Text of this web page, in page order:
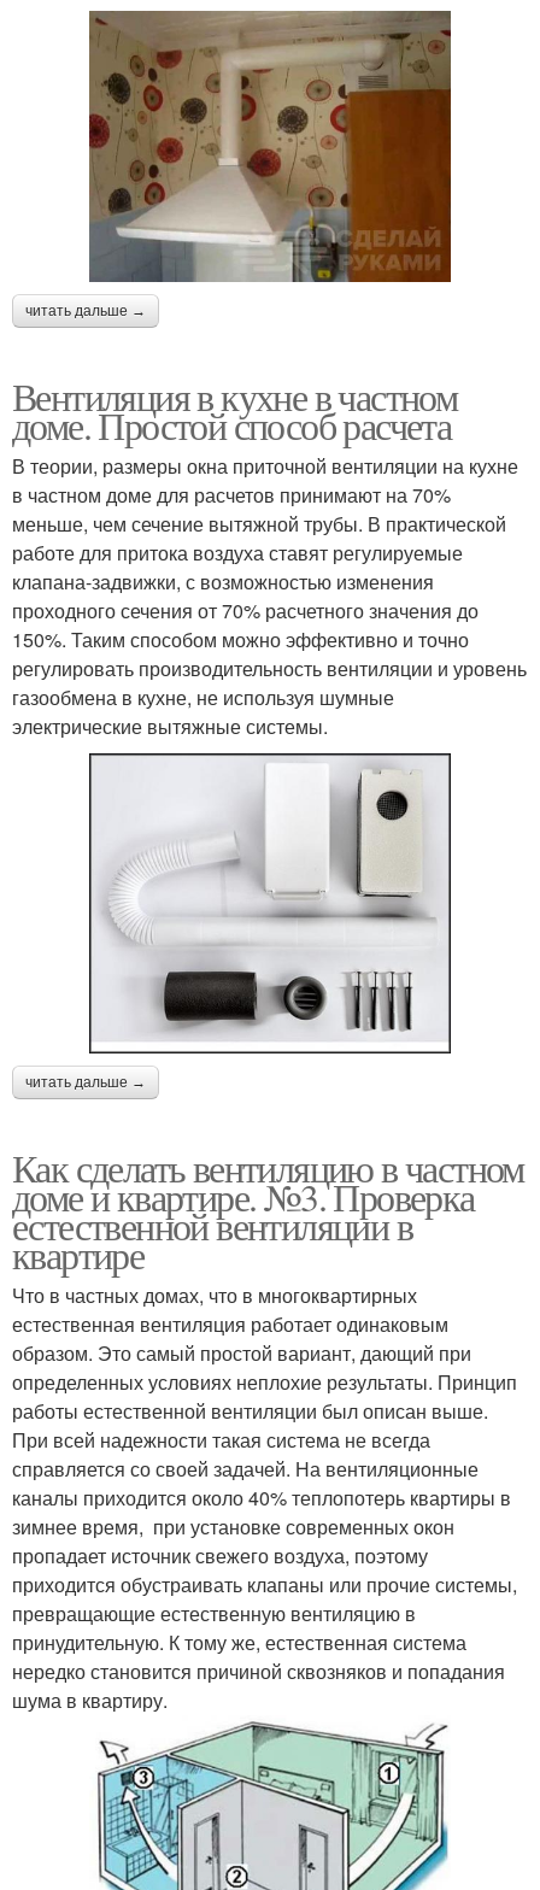
читать дальше →
Вентиляция в кухне в частном
доме. Простой способ расчета
В теории, размеры окна приточной вентиляции на кухне
в частном доме для расчетов принимают на 70%
меньше, чем сечение вытяжной трубы. В практической
работе для притока воздуха ставят регулируемые
клапана-задвижки, с возможностью изменения
проходного сечения от 70% расчетного значения до
150%. Таким способом можно эффективно и точно
регулировать производительность вентиляции и уровень
газообмена в кухне, не используя шумные
электрические вытяжные системы.
читать дальше →
Как сделать вентиляцию в частном
доме и квартире. №3. Проверка
естественной вентиляции в
квартире
Что в частных домах, что в многоквартирных
естественная вентиляция работает одинаковым
образом. Это самый простой вариант, дающий при
определенных условиях неплохие результаты. Принцип
работы естественной вентиляции был описан выше.
При всей надежности такая система не всегда
справляется со своей задачей. На вентиляционные
каналы приходится около 40% теплопотерь квартиры в
зимнее время, при установке современных окон
пропадает источник свежего воздуха, поэтому
приходится обустраивать клапаны или прочие системы,
превращающие естественную вентиляцию в
принудительную. К тому же, естественная система
нередко становится причиной сквозняков и попадания
шума в квартиру.